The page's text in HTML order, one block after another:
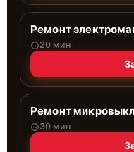
Ремонт
20 мин
Ремонт
30 мин